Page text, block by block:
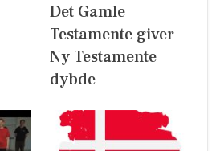
Det Gamle
Testamente giver
Ny Testamente
dybde